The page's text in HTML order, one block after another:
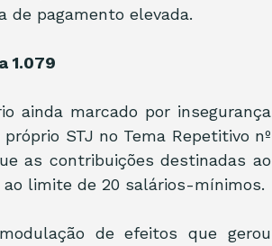
de pagamento elevada.
1.079
ainda marcado por insegurança
STJ no Tema Repetitivo nº
as contribuições destinadas ao
ao limite de 20 salários-mínimos.
de efeitos que gerou